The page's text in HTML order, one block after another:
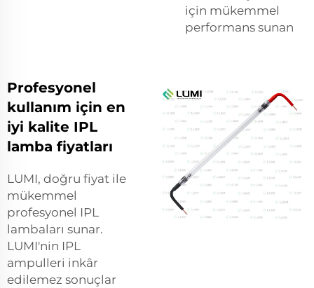
için mükemmel
performans sunan
Profesyonel
kullanım için en
iyi kalite IPL
lamba fiyatları
LUMI, doğru fiyat ile
mükemmel
profesyonel IPL
lambaları sunar.
LUMI'nin IPL
ampulleri inkâr
edilemez sonuçlar